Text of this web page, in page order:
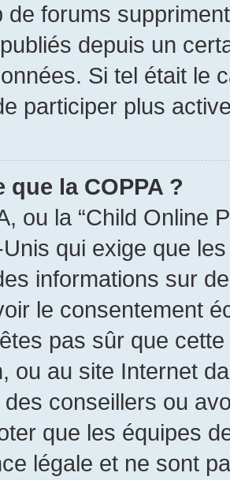
de forums
publiés depuis un
Si tel était le
participer plus
que la COPPA ?
ou la “Child Online
qui exige que
informations sur
le consentement
pas sûr que
ou au site Internet
conseillers ou
que les équipes
légale et ne sont